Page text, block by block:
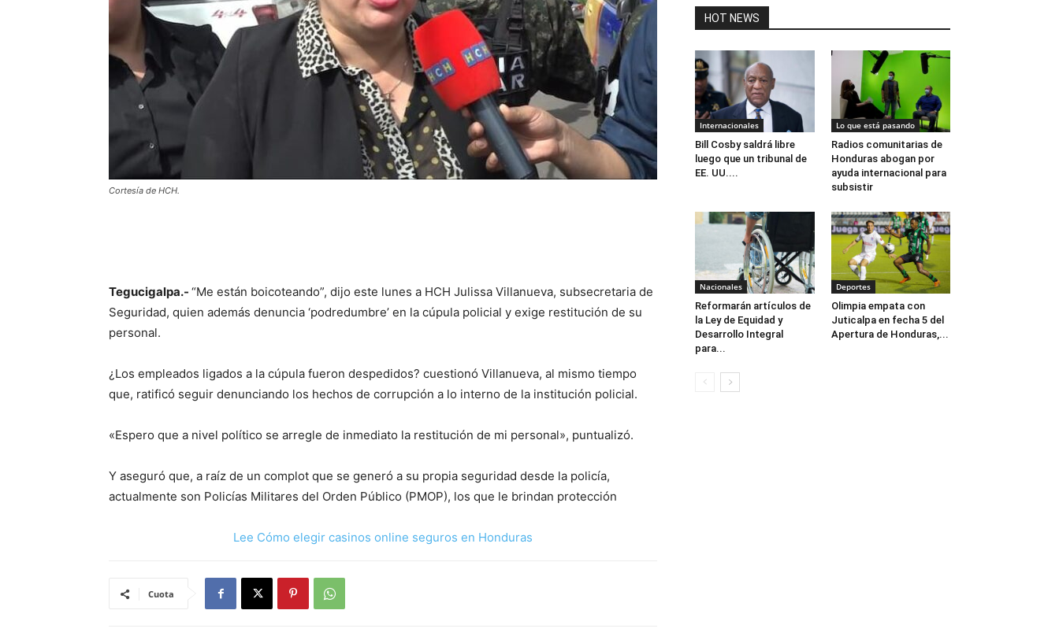
Cortesía de HCH.
Tegucigalpa.- “Me están boicoteando”, dijo este lunes a HCH Julissa Villanueva, subsecretaria de
Seguridad, quien además denuncia ‘podredumbre’ en la cúpula policial y exige restitución de su
personal.
¿Los empleados ligados a la cúpula fueron despedidos? cuestionó Villanueva, al mismo tiempo
que, ratificó seguir denunciando los hechos de corrupción a lo interno de la institución policial.
«Espero que a nivel político se arregle de inmediato la restitución de mi personal», puntualizó.
Y aseguró que, a raíz de un complot que se generó a su propia seguridad desde la policía,
actualmente son Policías Militares del Orden Público (PMOP), los que le brindan protección
Lee Cómo elegir casinos online seguros en Honduras
Cuota
HOT NEWS
Internacionales
Bill Cosby saldrá libre
luego que un tribunal de
EE. UU....
Lo que está pasando
Radios comunitarias de
Honduras abogan por
ayuda internacional para
subsistir
Nacionales
Reformarán artículos de
la Ley de Equidad y
Desarrollo Integral
para...
Deportes
Olimpia empata con
Juticalpa en fecha 5 del
Apertura de Honduras,...